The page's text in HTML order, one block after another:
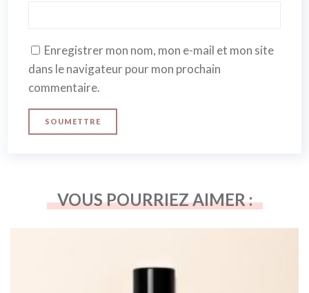
Enregistrer mon nom, mon e-mail et mon site
dans le navigateur pour mon prochain
commentaire.
VOUS POURRIEZ AIMER :